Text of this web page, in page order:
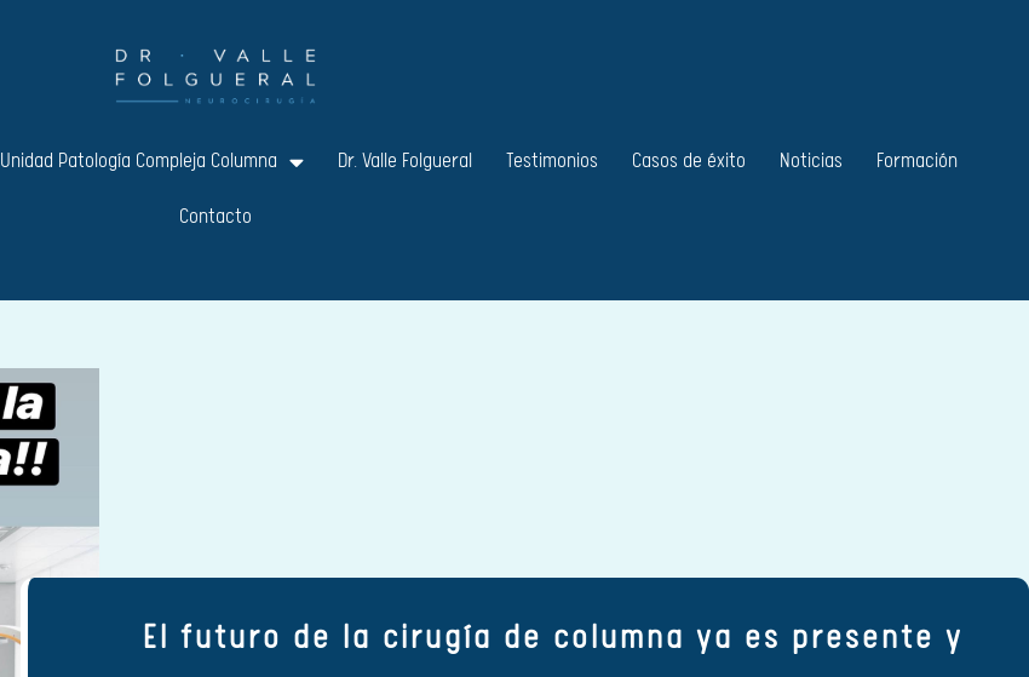
Unidad Patología Compleja Columna Dr. Valle Folgueral Testimonios Casos de éxito Noticias Formación
Contacto
El futuro de la cirugía de columna ya es presente y